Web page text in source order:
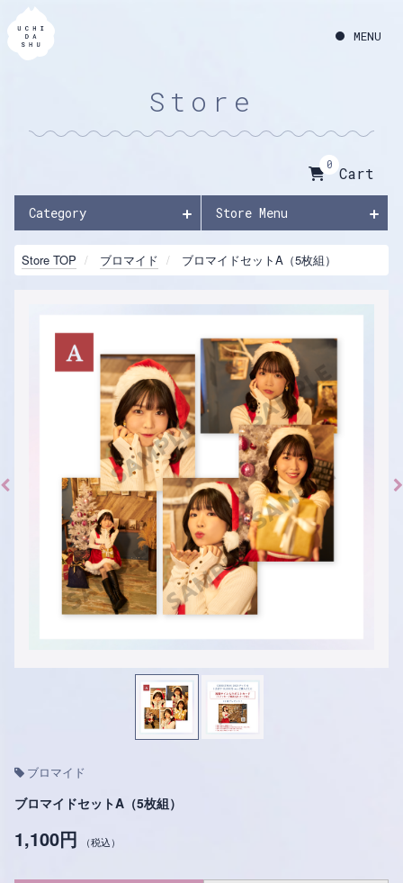
Store
0 Cart
Category Store Menu
Store TOP ブロマイド ブロマイドセットA（5枚組）
ブロマイド
ブロマイドセットA（5枚組）
1,100円 （税込）